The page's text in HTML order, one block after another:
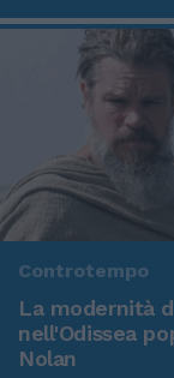
Controtempo
La modernità
nell'Odissea
Nolan